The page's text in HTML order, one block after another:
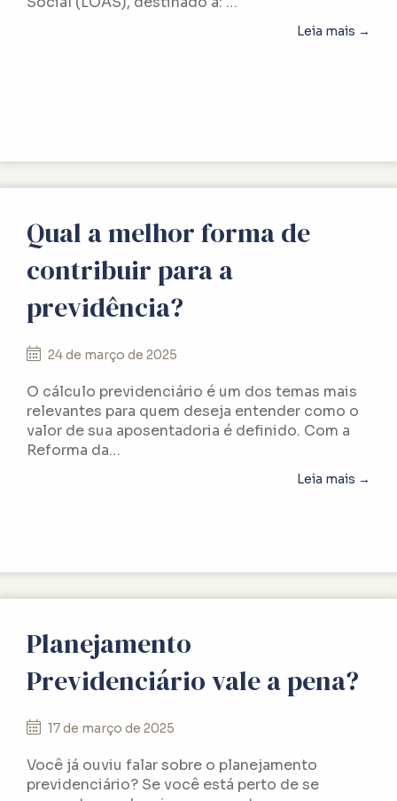
Leia mais →
Qual a melhor forma de
contribuir para a
previdência?
24 de março de 2025
O cálculo previdenciário é um dos temas mais
relevantes para quem deseja entender como o
valor de sua aposentadoria é definido. Com a
Reforma da…
Leia mais →
Planejamento
Previdenciário vale a pena?
17 de março de 2025
Você já ouviu falar sobre o planejamento
previdenciário? Se você está perto de se